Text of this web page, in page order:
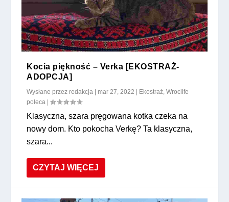
Kocia piękność – Verka [EKOSTRAŻ-
ADOPCJA]
Wysłane przezredakcja |mar 27, 2022 | Ekostraż ,Wroclife
poleca |
Klasyczna, szara pręgowana kotka czeka na
nowy dom. Kto pokocha Verkę? Ta klasyczna,
szara...
CZYTAJ WIĘCEJ